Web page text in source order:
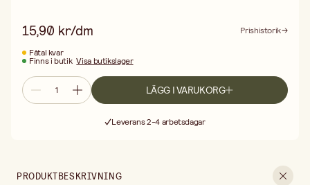
15,90 kr/dm
Prishistorik
Fåtal kvar
Finns i butik Visa butikslager
LÄGG I VARUKORG
Leverans 2-4 arbetsdagar
PRODUKTBESKRIVNING